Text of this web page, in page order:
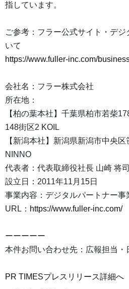
指しています。
ご参考：フラー公式サイト・デ
いて
https://www.fuller-inc.com/
会社名：フラー株式会社
所在地：
【柏の葉本社】千葉県柏市若柴
148街区2 KOIL
【新潟本社】新潟県新潟市中央
NINNO
代表者：代表取締役社長 山崎 将司
設立日：2011年11月15日
事業内容：デジタルパートナー事
URL： https://www.fuller-inc.com/
ーーーーー
本件お問い合わせ先：広報担当・
PR TIMESプレスリリース詳細へ